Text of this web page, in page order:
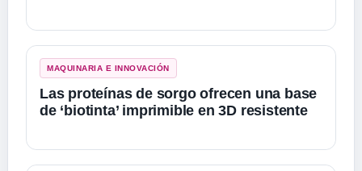
MAQUINARIA E INNOVACIÓN
Las proteínas de sorgo ofrecen una base
de ‘biotinta’ imprimible en 3D resistente